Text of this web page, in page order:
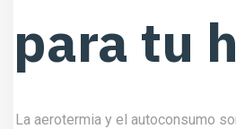
para tu
La aerotermia y el autoconsumo